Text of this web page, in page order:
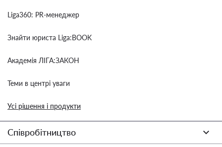
Liga360: PR-менеджер
Знайти юриста Liga:BOOK
Академія ЛІГА:ЗАКОН
Теми в центрі уваги
Усі рішення і продукти
Співробітництво